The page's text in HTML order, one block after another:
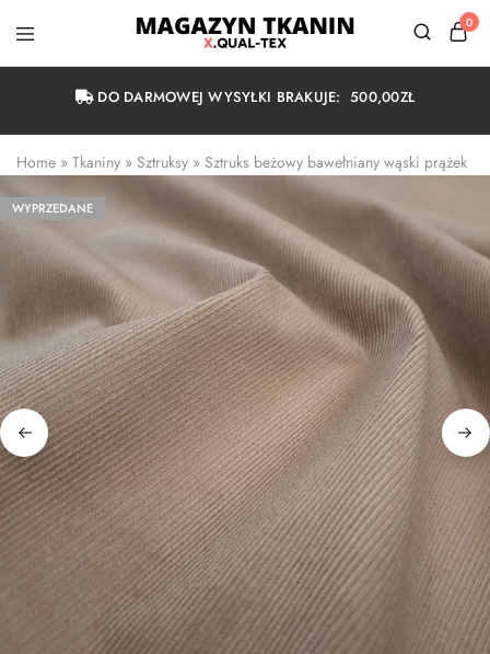
Magazyn
Warszawa
0
DO DARMOWEJ WYSYŁKI BRAKUJE:500,00ZŁ
Home » Tkaniny » Sztruksy » Sztruks beżowy bawełniany wąski prążek
WYPRZEDANE